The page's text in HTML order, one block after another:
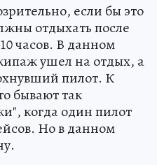
если бы это
отдыхать после
часов. В данном
ушел на отдых, а
пилот. К
бывают так
когда один пилот
Но в данном